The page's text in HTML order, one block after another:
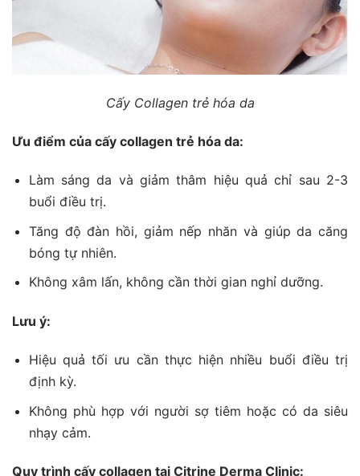
Cấy Collagen trẻ hóa da
Ưu điểm của cấy collagen trẻ hóa da:
Làm sáng da và giảm thâm hiệu quả chỉ sau 2-3
buổi điều trị.
Tăng độ đàn hồi, giảm nếp nhăn và giúp da căng
bóng tự nhiên.
Không xâm lấn, không cần thời gian nghỉ dưỡng.
Lưu ý:
Hiệu quả tối ưu cần thực hiện nhiều buổi điều trị
định kỳ.
Không phù hợp với người sợ tiêm hoặc có da siêu
nhạy cảm.
Quy trình cấy collagen tại Citrine Derma Clinic: